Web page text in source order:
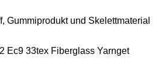
Gummiprodukt und Skelettmaterial